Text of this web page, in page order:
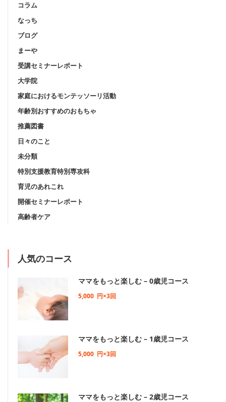
コラム
なっち
ブログ
まーや
受講セミナーレポート
大学院
家庭におけるモンテッソーリ活動
年齢別おすすめのおもちゃ
推薦図書
日々のこと
未分類
特別支援教育特別専攻科
育児のあれこれ
開催セミナーレポート
高齢者ケア
人気のコース
ママをもっと楽しむ – 0歳児コース
5,000 円×3回
ママをもっと楽しむ – 1歳児コース
5,000 円×3回
ママをもっと楽しむ – 2歳児コース